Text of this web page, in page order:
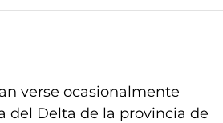
verse ocasionalmente
del Delta de la provincia de